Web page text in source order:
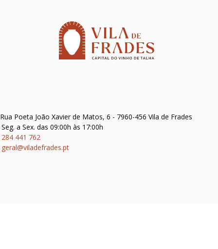
Poeta João Xavier de Matos, 6 - 7960-456 Vila de Frades
Seg. a Sex. das 09:00h às 17:00h
284 441 762
geral@viladefrades.pt